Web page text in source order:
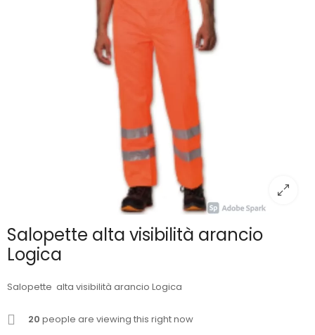
Salopette alta visibilità arancio
Logica
Salopette alta visibilità arancio Logica
20 people are viewing this right now